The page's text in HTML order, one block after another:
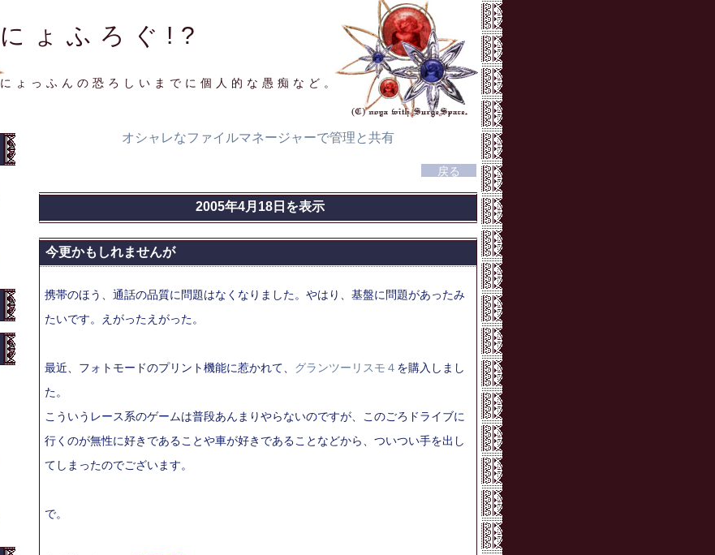
にょふろぐ!?
にょっふんの恐ろしいまでに個人的な愚痴など。
オシャレなファイルマネージャーで管理と共有
2005年4月18日を表示
今更かもしれませんが
携帯のほう、通話の品質に問題はなくなりました。やはり、基盤に問題があったみ
たいです。えがったえがった。
最近、フォトモードのプリント機能に惹かれて、 グランツーリスモ４ を購入しまし
た。
こういうレース系のゲームは普段あんまりやらないのですが、このごろドライブに
行くのが無性に好きであることや車が好きであることなどから、ついつい手を出し
てしまったのでございます。
で。